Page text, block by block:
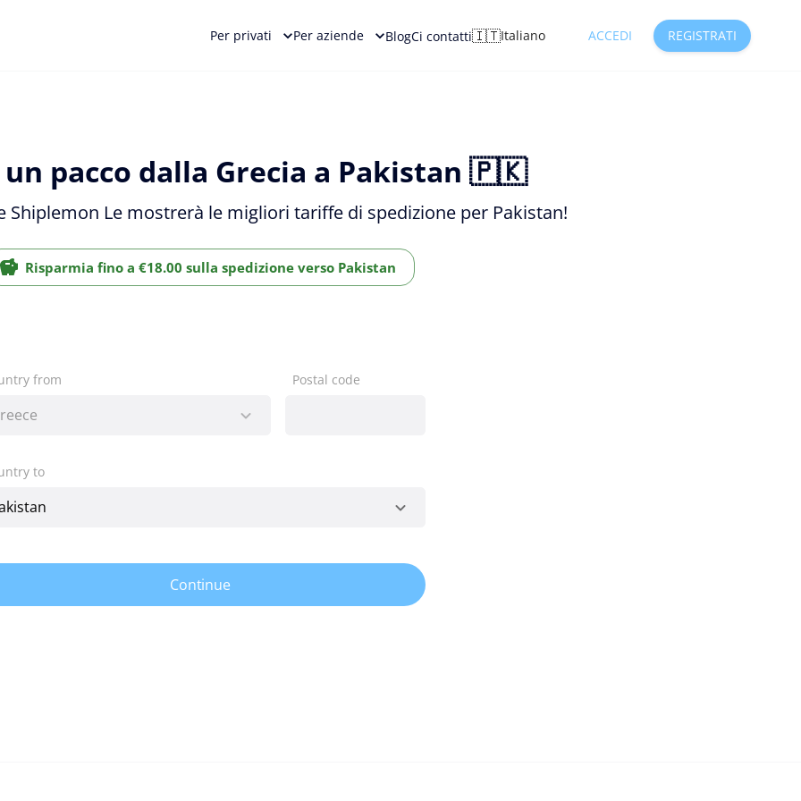
Per privati Per aziende BlogCi contatti🇮🇹Italiano ACCEDI REGISTRATI
un pacco dalla Grecia a Pakistan 🇵🇰
Shiplemon Le mostrerà le migliori tariffe di spedizione per Pakistan!
Risparmia fino a €18.00 sulla spedizione verso Pakistan
from Postal code
to
Continue